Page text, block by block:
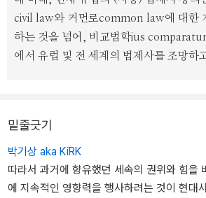
civil law와 커먼로common law에 대한
하는 것을 넘어, 비교법학ius
에서 유럽 및 전 세계의 법제사를 조망하
밑줄긋기
박기상 aka KiRK
따라서 과거에 향유했던 세속의 권위와 힘을
에 지속적인 영향력을 행사하려는 것이 현대